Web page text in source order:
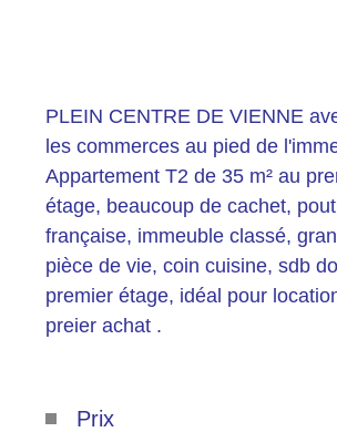
financières
Plus de
détails
copropriété
PLEIN CENTRE DE VIENNE
les commerces au pied de
Appartement T2 de 35 m² au
étage, beaucoup de cachet,
française, immeuble classé,
pièce de vie, coin cuisine, sdb
premier étage, idéal pour
preier achat .
Prix